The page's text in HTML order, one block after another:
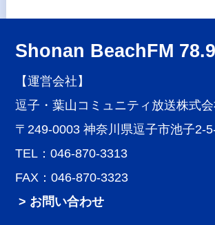
Shonan BeachFM 78.9
【運営会社】
逗子・葉山コミュニティ放送株式
〒249-0003 神奈川県逗子市池子2-
TEL：046-870-3313
FAX：046-870-3323
> お問い合わせ